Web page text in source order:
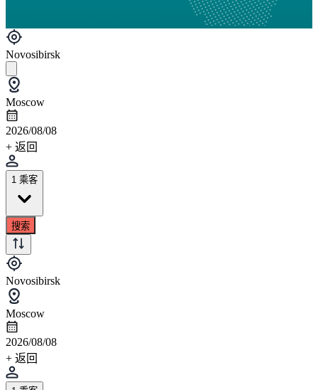
Novosibirsk
Moscow
2026/08/08
+ 返回
1 乘客
搜索
Novosibirsk
Moscow
2026/08/08
+ 返回